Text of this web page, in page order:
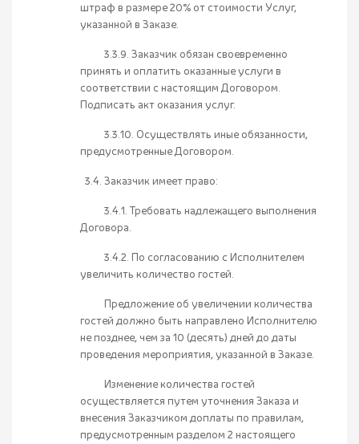
штраф в размере 20% от стоимости Услуг,
указанной в Заказе.
3.3.9. Заказчик обязан своевременно
принять и оплатить оказанные услуги в
соответствии с настоящим Договором.
Подписать акт оказания услуг.
3.3.10. Осуществлять иные обязанности,
предусмотренные Договором.
3.4. Заказчик имеет право:
3.4.1. Требовать надлежащего выполнения
Договора.
3.4.2. По согласованию с Исполнителем
увеличить количество гостей.
Предложение об увеличении количества
гостей должно быть направлено Исполнителю
не позднее, чем за 10 (десять) дней до даты
проведения мероприятия, указанной в Заказе.
Изменение количества гостей
осуществляется путем уточнения Заказа и
внесения Заказчиком доплаты по правилам,
предусмотренным разделом 2 настоящего